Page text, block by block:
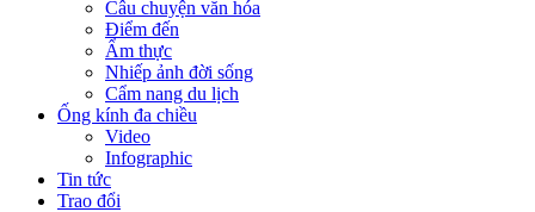
Câu chuyện văn hóa
Điểm đến
Ẩm thực
Nhiếp ảnh đời sống
Cẩm nang du lịch
Ống kính đa chiều
Video
Infographic
Tin tức
Trao đổi